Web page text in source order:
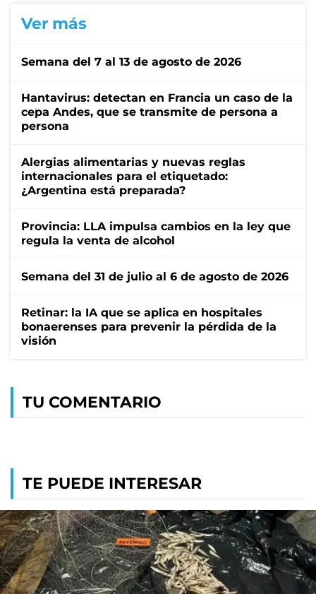
Ver más
Semana del 7 al 13 de agosto de 2026
Hantavirus: detectan en Francia un caso de la
cepa Andes, que se transmite de persona a
persona
Alergias alimentarias y nuevas reglas
internacionales para el etiquetado:
¿Argentina está preparada?
Provincia: LLA impulsa cambios en la ley que
regula la venta de alcohol
Semana del 31 de julio al 6 de agosto de 2026
Retinar: la IA que se aplica en hospitales
bonaerenses para prevenir la pérdida de la
visión
TU COMENTARIO
TE PUEDE INTERESAR